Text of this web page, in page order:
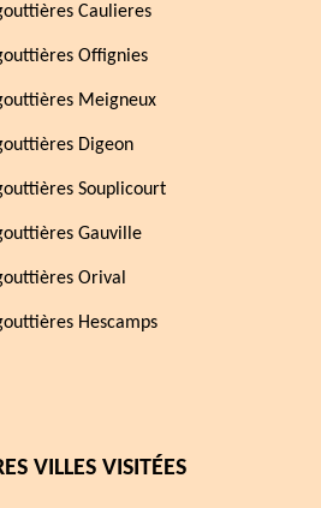
Caulieres
Offignies
Meigneux
Digeon
Souplicourt
Gauville
Orival
Hescamps
VILLES VISITÉES